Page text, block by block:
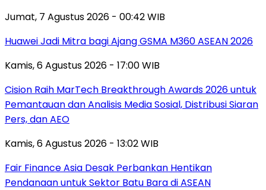
Jumat, 7 Agustus 2026 - 00:42 WIB
Huawei Jadi Mitra bagi Ajang GSMA M360 ASEAN 2026
Kamis, 6 Agustus 2026 - 17:00 WIB
Cision Raih MarTech Breakthrough Awards 2026 untuk
Pemantauan dan Analisis Media Sosial, Distribusi Siaran
Pers, dan AEO
Kamis, 6 Agustus 2026 - 13:02 WIB
Fair Finance Asia Desak Perbankan Hentikan
Pendanaan untuk Sektor Batu Bara di ASEAN